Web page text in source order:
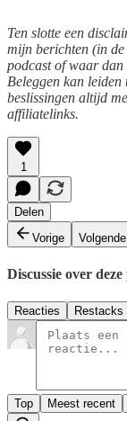
Ten slotte een
mijn berichten (in
podcast of waar dan
Beleggen kan
beslissingen altijd
affiliatelinks.
1
Delen
Vorige
Volgende
Discussie over deze
Reacties Restacks
Top Meest recent